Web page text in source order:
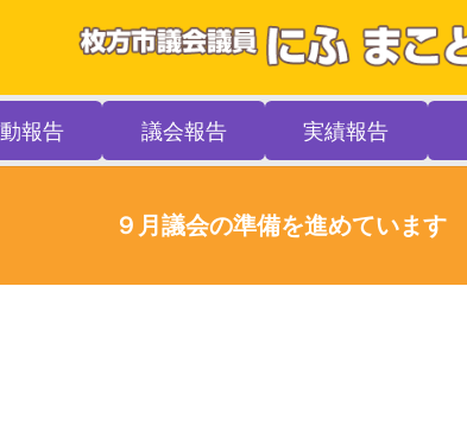
報告 議会報告 実績報告
９月議会の準備を進めています